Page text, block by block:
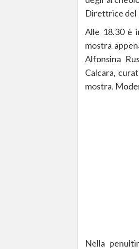
Direttrice del
Alle 18.30 è
mostra
Alfonsina
Calcara,
mostra.
Nella